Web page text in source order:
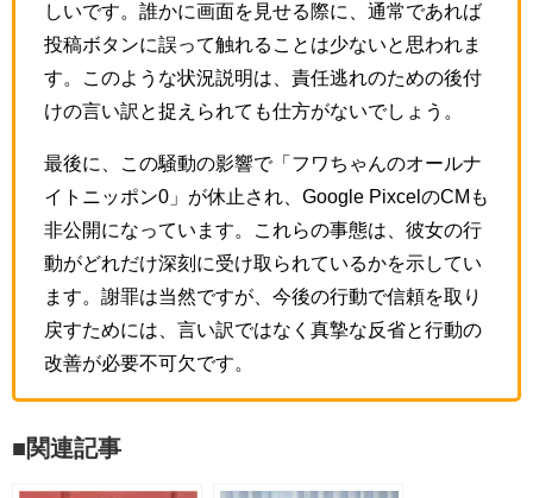
しいです。誰かに画面を見せる際に、通常であれば
投稿ボタンに誤って触れることは少ないと思われま
す。このような状況説明は、責任逃れのための後付
けの言い訳と捉えられても仕方がないでしょう。
最後に、この騒動の影響で「フワちゃんのオールナ
イトニッポン0」が休止され、Google PixcelのCMも
非公開になっています。これらの事態は、彼女の行
動がどれだけ深刻に受け取られているかを示してい
ます。謝罪は当然ですが、今後の行動で信頼を取り
戻すためには、言い訳ではなく真摯な反省と行動の
改善が必要不可欠です。
■関連記事